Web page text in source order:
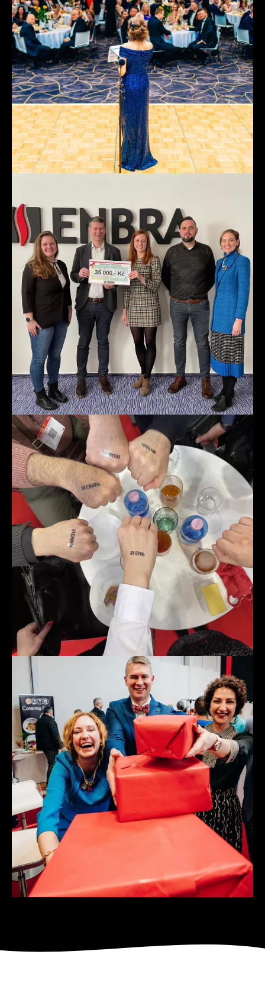
Prvorepublikový ples AOVT je místem setkání našich
přátel, obchodních partnerů i spolupracovníků.
Pravidelně podporujeme neziskové organizace. Na
přelomu roku jsme se rozhodli zrealizovat finanční
sbírku na podporu činnosti Občanské sdružení Logo.
Veletrh Aquatherm, ENBRA značka pro všechny :-),
setkání našich přátel, obchodních partnerů i
spolupracovníků.